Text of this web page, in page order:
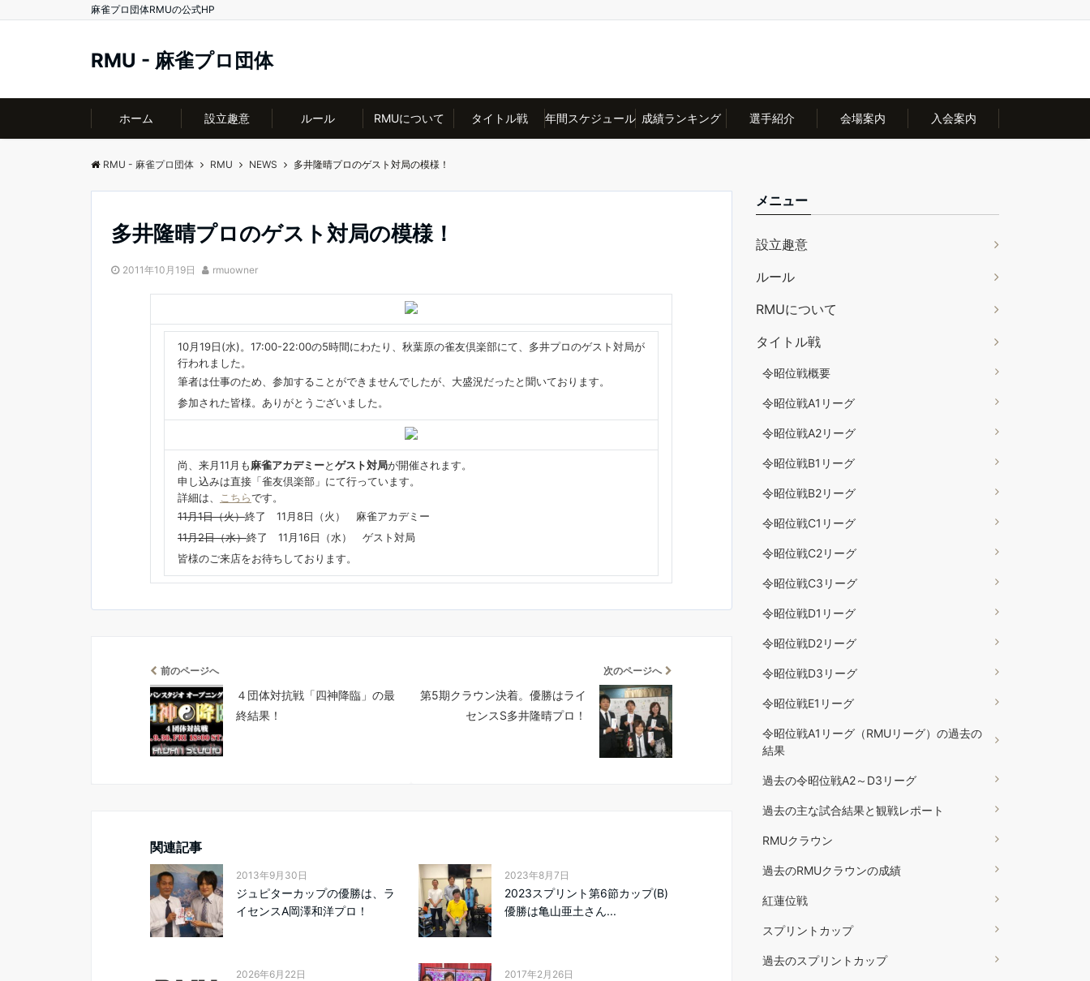
麻雀プロ団体RMUの公式HP
RMU - 麻雀プロ団体
ホーム 設立趣意 ルール RMUについて タイトル戦 年間スケジュール 成績ランキング 選手紹介 会場案内 入会案内
RMU - 麻雀プロ団体 RMU NEWS 多井隆晴プロのゲスト対局の模様！
多井隆晴プロのゲスト対局の模様！
2011年10月19日 rmuowner
10月19日(水)。17:00-22:00の5時間にわたり、秋葉原の雀友倶楽部にて、多井プロのゲスト対局が
行われました。
筆者は仕事のため、参加することができませんでしたが、大盛況だったと聞いております。
参加された皆様。ありがとうございました。
尚、来月11月も麻雀アカデミーとゲスト対局が開催されます。
申し込みは直接「雀友倶楽部」にて行っています。
詳細は、
こちらです。
11月1日（火）終了 11月8日（火） 麻雀アカデミー
11月2日（水）終了 11月16日（水） ゲスト対局
皆様のご来店をお待ちしております。
前のページへ
４団体対抗戦「四神降臨」の最
終結果！
次のページへ
第5期クラウン決着。優勝はライ
センスS多井隆晴プロ！
関連記事
2013年9月30日
ジュピターカップの優勝は、ラ
イセンスA岡澤和洋プロ！
2023年8月7日
2023スプリント第6節カップ(B)
優勝は亀山亜土さん...
2026年6月22日 2017年2月26日
メニュー
設立趣意
ルール
RMUについて
タイトル戦
令昭位戦概要
令昭位戦A1リーグ
令昭位戦A2リーグ
令昭位戦B1リーグ
令昭位戦B2リーグ
令昭位戦C1リーグ
令昭位戦C2リーグ
令昭位戦C3リーグ
令昭位戦D1リーグ
令昭位戦D2リーグ
令昭位戦D3リーグ
令昭位戦E1リーグ
令昭位戦A1リーグ（RMUリーグ）の過去の
結果
過去の令昭位戦A2～D3リーグ
過去の主な試合結果と観戦レポート
RMUクラウン
過去のRMUクラウンの成績
紅蓮位戦
スプリントカップ
過去のスプリントカップ